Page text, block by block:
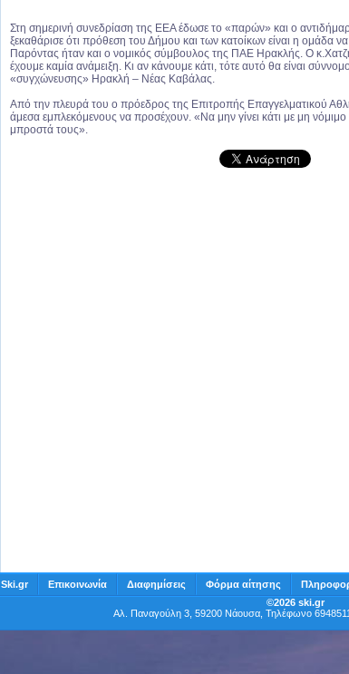
Στη σημερινή συνεδρίαση της ΕΕΑ έδωσε το «παρών» και ο
ξεκαθάρισε ότι πρόθεση του Δήμου και των κατοίκων είναι η ομάδα
Παρόντας ήταν και ο νομικός σύμβουλος της ΠΑΕ Ηρακλής. Ο
έχουμε καμία ανάμειξη. Κι αν κάνουμε κάτι, τότε αυτό θα είναι
«συγχώνευσης» Ηρακλή – Νέας Καβάλας.
Από την πλευρά του ο πρόεδρος της Επιτροπής Επαγγελματικού
άμεσα εμπλεκόμενους να προσέχουν. «Να μην γίνει κάτι με μη
μπροστά τους».
Ski.gr Επικοινωνία Διαφημίσεις Φόρμα αίτησης
©2026 ski.gr
Αλ. Παναγούλη 3, 59200 Νάουσα, Τηλέφωνο